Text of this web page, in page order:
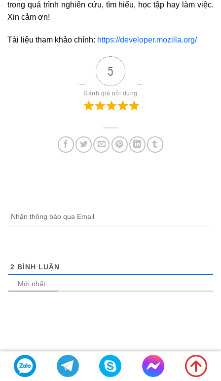
trong quá trình nghiên cứu, tìm hiểu, học tập hay làm việc.
Xin cảm ơn!
Tài liệu tham khảo chính: https://developer.mozilla.org/
5
Đánh giá nội dung
Nhận thông báo qua Email
2 BÌNH LUẬN
Mới nhất